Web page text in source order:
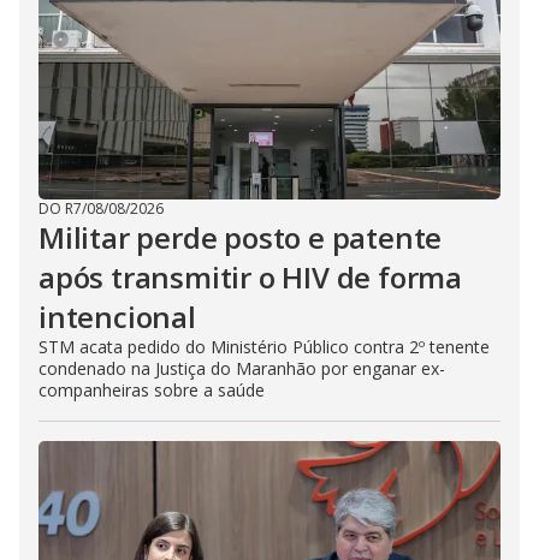
DO R7/08/08/2026
Militar perde posto e patente
após transmitir o HIV de forma
intencional
STM acata pedido do Ministério Público contra 2º tenente
condenado na Justiça do Maranhão por enganar ex-
companheiras sobre a saúde